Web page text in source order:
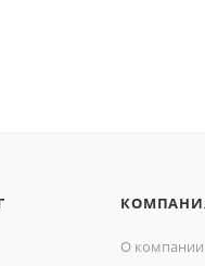
О компании